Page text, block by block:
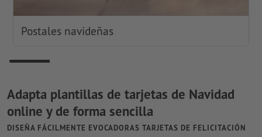
Postales navideñas
Adapta plantillas de tarjetas de Navidad
online y de forma sencilla
DISEÑA FÁCILMENTE EVOCADORAS TARJETAS DE FELICITACIÓN